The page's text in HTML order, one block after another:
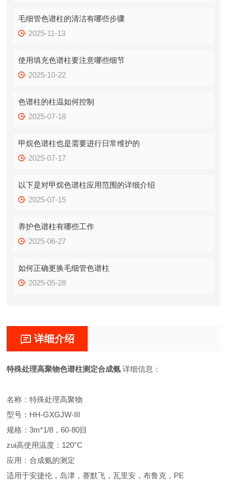
毛细管色谱柱的清洁有哪些步骤
2025-11-13
使用填充色谱柱要注意哪些细节
2025-10-22
色谱柱的柱温如何控制
2025-07-18
甲烷色谱柱也是需要进行日常维护的
2025-07-17
以下是对甲烷色谱柱应用范围的详细介绍
2025-07-15
养护色谱柱有哪些工作
2025-06-27
如何正确更换毛细管色谱柱
2025-05-28
详细介绍
特殊处理高聚物色谱柱测定合成氨 详细信息：
名称：特殊处理高聚物
型号： HH-GXGJW-III
规格：3m*1/8，60-80目
zui高使用温度：120°C
应用：合成氨的测定
适用于安捷伦，岛津，赛默飞，瓦里安，布鲁克，PE